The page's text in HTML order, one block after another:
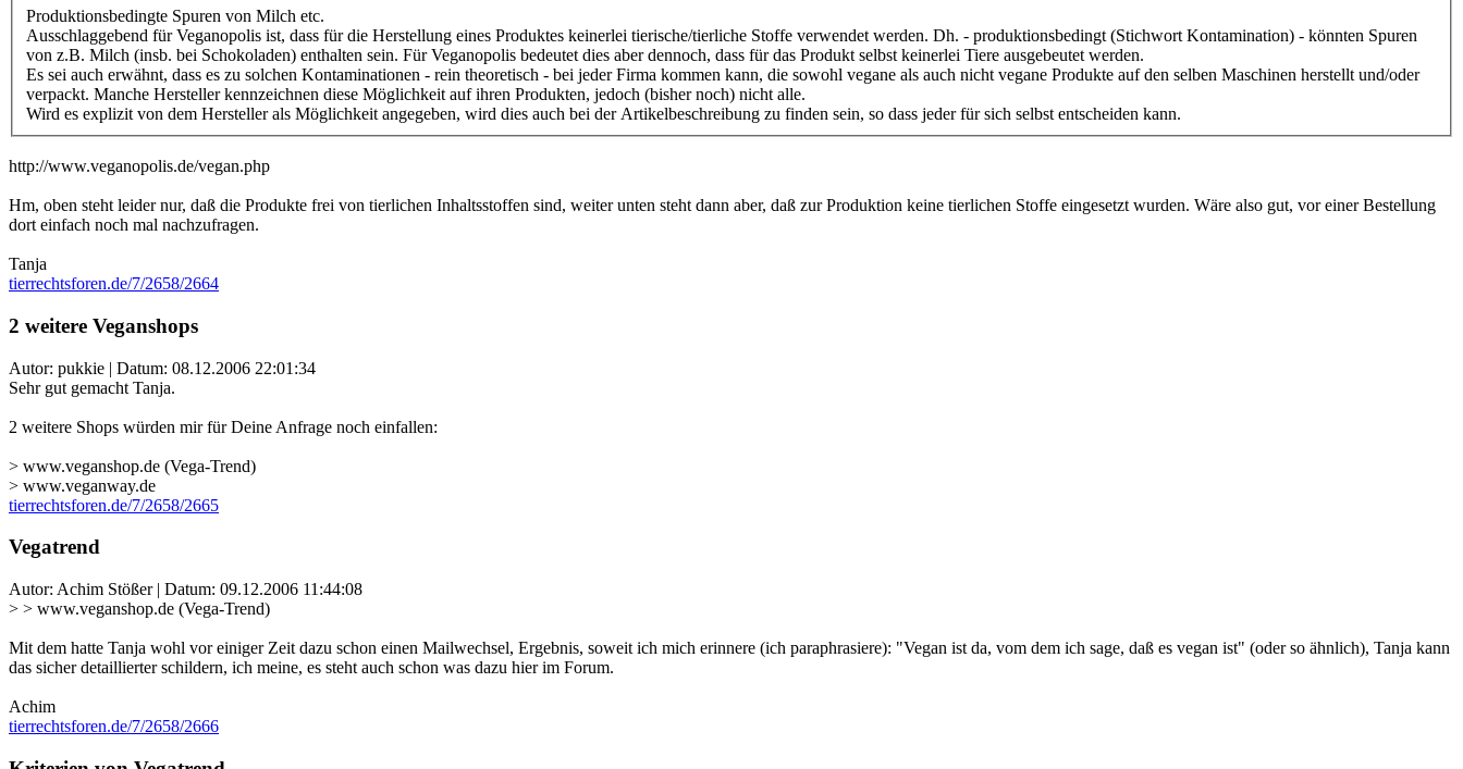
Produktionsbedingte Spuren von Milch etc.
Ausschlaggebend für Veganopolis ist, dass für die Herstellung eines Produktes keinerlei tierische/tierliche Stoffe verwendet werden. Dh. - produktionsbedingt (Stichwort Kontamination) - könnten Spuren
von z.B. Milch (insb. bei Schokoladen) enthalten sein. Für Veganopolis bedeutet dies aber dennoch, dass für das Produkt selbst keinerlei Tiere ausgebeutet werden.
Es sei auch erwähnt, dass es zu solchen Kontaminationen - rein theoretisch - bei jeder Firma kommen kann, die sowohl vegane als auch nicht vegane Produkte auf den selben Maschinen herstellt und/oder
verpackt. Manche Hersteller kennzeichnen diese Möglichkeit auf ihren Produkten, jedoch (bisher noch) nicht alle.
Wird es explizit von dem Hersteller als Möglichkeit angegeben, wird dies auch bei der Artikelbeschreibung zu finden sein, so dass jeder für sich selbst entscheiden kann.
http://www.veganopolis.de/vegan.php
Hm, oben steht leider nur, daß die Produkte frei von tierlichen Inhaltsstoffen sind, weiter unten steht dann aber, daß zur Produktion keine tierlichen Stoffe eingesetzt wurden. Wäre also gut, vor einer Bestellung
dort einfach noch mal nachzufragen.
Tanja
tierrechtsforen.de/7/2658/2664
2 weitere Veganshops
Autor: pukkie | Datum: 08.12.2006 22:01:34
Sehr gut gemacht Tanja.
2 weitere Shops würden mir für Deine Anfrage noch einfallen:
> www.veganshop.de (Vega-Trend)
> www.veganway.de
tierrechtsforen.de/7/2658/2665
Vegatrend
Autor: Achim Stößer | Datum: 09.12.2006 11:44:08
> > www.veganshop.de (Vega-Trend)
Mit dem hatte Tanja wohl vor einiger Zeit dazu schon einen Mailwechsel, Ergebnis, soweit ich mich erinnere (ich paraphrasiere): "Vegan ist da, vom dem ich sage, daß es vegan ist" (oder so ähnlich), Tanja kann
das sicher detaillierter schildern, ich meine, es steht auch schon was dazu hier im Forum.
Achim
tierrechtsforen.de/7/2658/2666